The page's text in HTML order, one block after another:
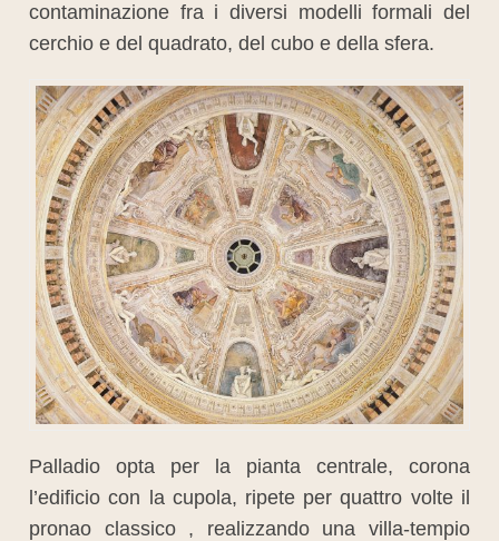
contaminazione fra i diversi modelli formali del
cerchio e del quadrato, del cubo e della sfera.
Palladio opta per la pianta centrale, corona
l’edificio con la cupola, ripete per quattro volte il
pronao classico , realizzando una villa-tempio